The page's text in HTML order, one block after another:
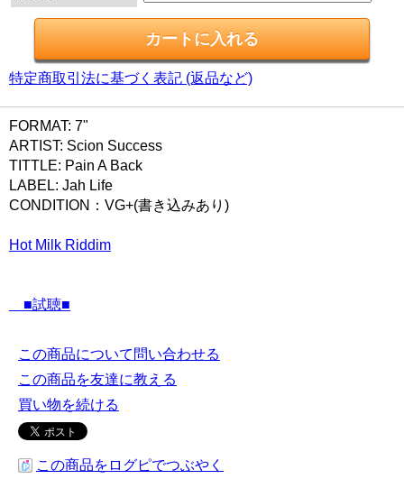
特定商取引法に基づく表記 (返品など)
FORMAT: 7"
ARTIST: Scion Success
TITTLE: Pain A Back
LABEL: Jah Life
CONDITION：VG+(書き込みあり)
Hot Milk Riddim
■試聴■
この商品について問い合わせる
この商品を友達に教える
買い物を続ける
この商品をログピでつぶやく